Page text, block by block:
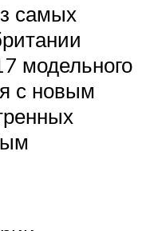
самых
модельного
с новым